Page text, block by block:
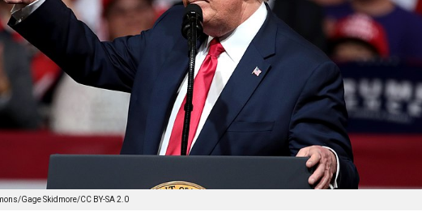
Gage Skidmore/CC BY-SA 2.0